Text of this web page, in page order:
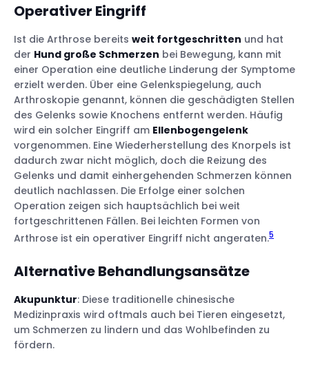
Operativer Eingriff
Ist die Arthrose bereits weit fortgeschritten und hat
der Hund große Schmerzen bei Bewegung, kann mit
einer Operation eine deutliche Linderung der Symptome
erzielt werden. Über eine Gelenkspiegelung, auch
Arthroskopie genannt, können die geschädigten Stellen
des Gelenks sowie Knochens entfernt werden. Häufig
wird ein solcher Eingriff am Ellenbogengelenk
vorgenommen. Eine Wiederherstellung des Knorpels ist
dadurch zwar nicht möglich, doch die Reizung des
Gelenks und damit einhergehenden Schmerzen können
deutlich nachlassen. Die Erfolge einer solchen
Operation zeigen sich hauptsächlich bei weit
fortgeschrittenen Fällen. Bei leichten Formen von
Arthrose ist ein operativer Eingriff nicht angeraten.5
Alternative Behandlungsansätze
Akupunktur: Diese traditionelle chinesische
Medizinpraxis wird oftmals auch bei Tieren eingesetzt,
um Schmerzen zu lindern und das Wohlbefinden zu
fördern.